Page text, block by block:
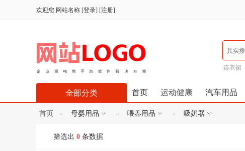
欢迎您 网站名称 [登录] [注册]
连衣裙
首页 运动健康 汽车用品
全部分类
首页 母婴用品 喂养用品 吸奶器
筛选出 0 条数据